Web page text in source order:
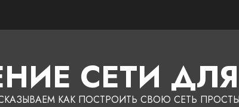
СЕТИ
КАК ПОСТРОИТЬ СВОЮ СЕТЬ